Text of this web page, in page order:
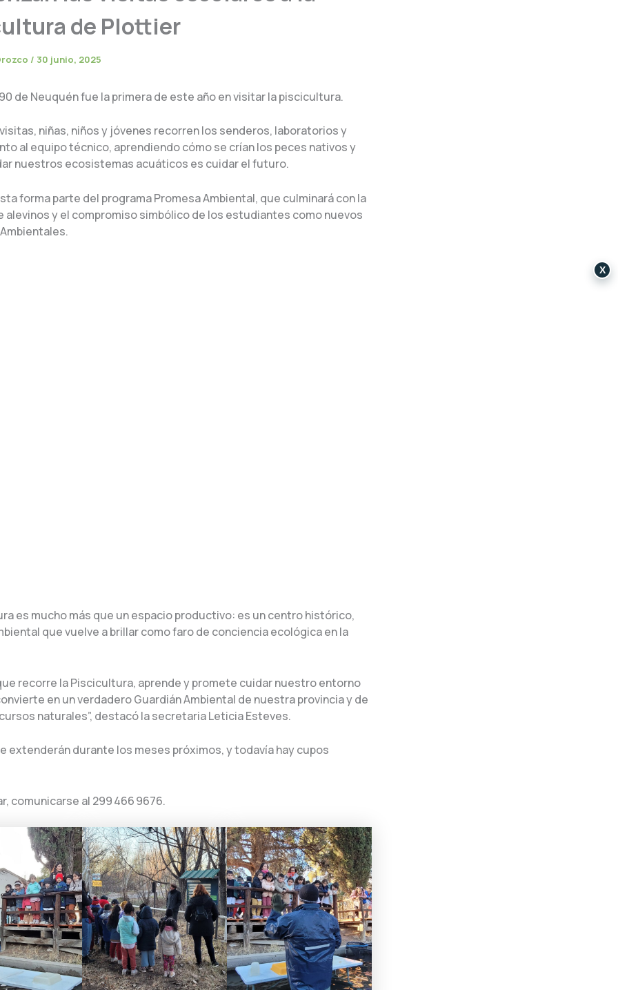
de Plottier
/ 30 junio, 2025
de Neuquén fue la primera de este año en visitar la piscicultura.
niñas, niños y jóvenes recorren los senderos, laboratorios y
al equipo técnico, aprendiendo cómo se crían los peces nativos y
nuestros ecosistemas acuáticos es cuidar el futuro.
forma parte del programa Promesa Ambiental, que culminará con la
alevinos y el compromiso simbólico de los estudiantes como nuevos
es mucho más que un espacio productivo: es un centro histórico,
que vuelve a brillar como faro de conciencia ecológica en la
recorre la Piscicultura, aprende y promete cuidar nuestro entorno
en un verdadero Guardián Ambiental de nuestra provincia y de
naturales”, destacó la secretaria Leticia Esteves.
extenderán durante los meses próximos, y todavía hay cupos
comunicarse al 299 466 9676.
X